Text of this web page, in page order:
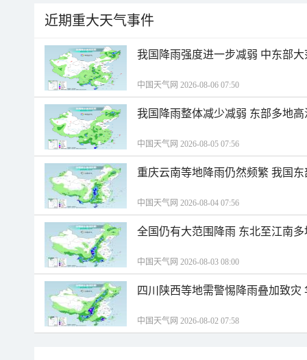
近期重大天气事件
我国降雨强度进一步减弱 中东部
中国天气网 2026-08-06 07:50
我国降雨整体减少减弱 东部多地
中国天气网 2026-08-05 07:56
重庆云南等地降雨仍然频繁 我国
中国天气网 2026-08-04 07:56
全国仍有大范围降雨 东北至江南
中国天气网 2026-08-03 08:00
四川陕西等地需警惕降雨叠加致
中国天气网 2026-08-02 07:58